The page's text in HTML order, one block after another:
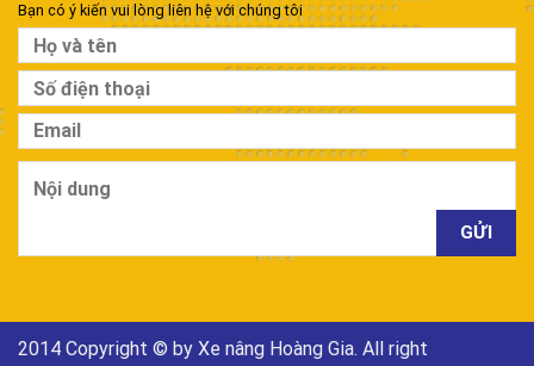
Bạn có ý kiến vui lòng liên hệ với chúng tôi
2014 Copyright © by Xe nâng Hoàng Gia. All right